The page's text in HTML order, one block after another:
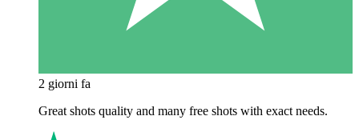
2 giorni fa
Great shots quality and many free shots with exact needs.